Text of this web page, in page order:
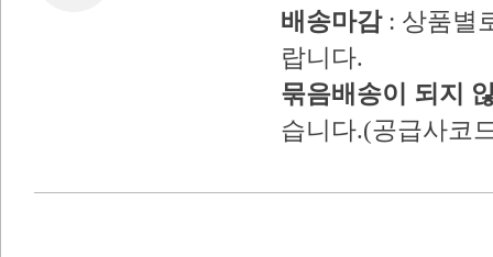
배송마감: 상품별
랍니다.
묶음배송이 되지
습니다.(공급사코